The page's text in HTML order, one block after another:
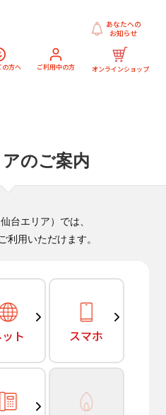
の方へ ご利用中の方 オンラインショップ
あなたへの
お知らせ
のご案内
台エリア）では、
利用いただけます。
ト スマホ